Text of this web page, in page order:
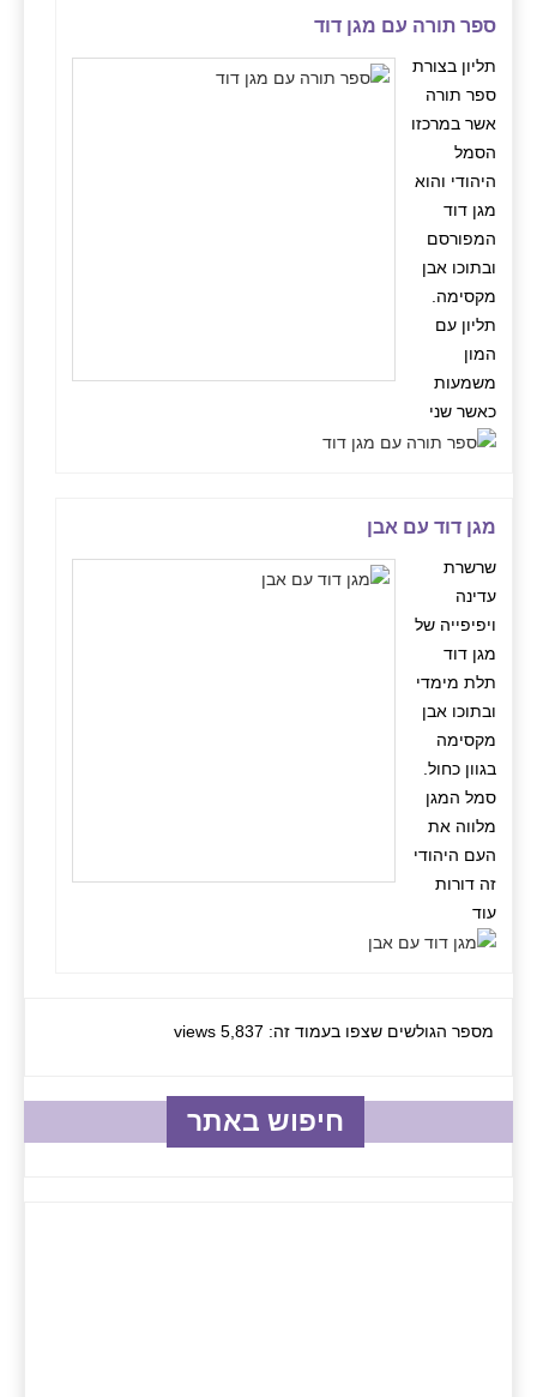
ספר תורה עם מגן דוד
תליון בצורת
ספר תורה
אשר במרכזו
הסמל
היהודי והוא
מגן דוד
המפורסם
ובתוכו אבן
מקסימה.
תליון עם
המון
משמעות
כאשר שני
מגן דוד עם אבן
שרשרת
עדינה
ויפיפייה של
מגן דוד
תלת מימדי
ובתוכו אבן
מקסימה
בגוון כחול.
סמל המגן
מלווה את
העם היהודי
זה דורות
עוד
מספר הגולשים שצפו בעמוד זה: 5,837 views
חיפוש באתר